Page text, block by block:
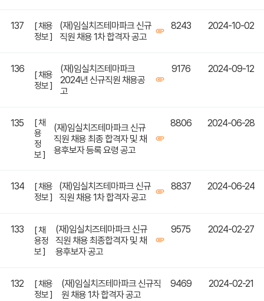
137
[ 채용
정보 ]
(재)임실치즈테마파크 신규
직원 채용 1차 합격자 공고
8243 2024-10-02
136
[ 채용
정보 ]
(재)임실치즈테마파크
2024년 신규직원 채용공
고
9176 2024-09-12
135
[ 채
용
정
보 ]
(재)임실치즈테마파크 신규
직원 채용 최종 합격자 및 채
용후보자 등록 요령 공고
8806 2024-06-28
134
[ 채용
정보 ]
(재)임실치즈테마파크 신규
직원 채용 1차 합격자 공고
8837 2024-06-24
133
[ 채
용정
보 ]
(재)임실치즈테마파크 신규
직원 채용 최종합격자 및 채
용후보자 공고
9575 2024-02-27
132
[ 채용
정보 ]
(재)임실치즈테마파크 신규직
원 채용 1차 합격자 공고
9469 2024-02-21